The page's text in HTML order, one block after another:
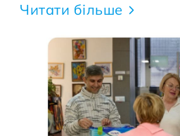
Читати більше